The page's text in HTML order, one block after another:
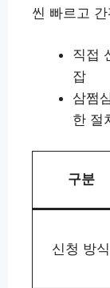
씬 빠르고
직접
잡
삼쩜
한 절
구분
신청 방식